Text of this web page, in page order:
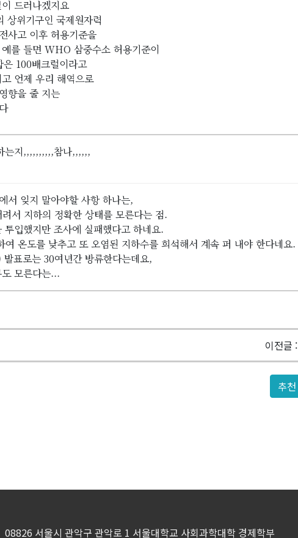
드러나겠지요
상위기구인 국제원자력
사고 이후 허용기준을
를 들면 WHO 삼중수소 허용기준이
100배크럴이라고
언제 우리 해역으로
향을 줄 지는
는지,,,,,,,,,,참나,,,,,,
서 잊지 말아야할 사항 하나는,
서 지하의 정확한 상태를 모른다는 점.
입했지만 조사에 실패했다고 하네요.
여 온도를 낮추고 또 오염된 지하수를 희석해서 계속 퍼 내야 한다네요.
표로는 30여년간 방류한다는데요,
모른다는...
이전글 :
추천
08826 서울시 관악구 관악로 1 서울대학교 사회과학대학 경제학부